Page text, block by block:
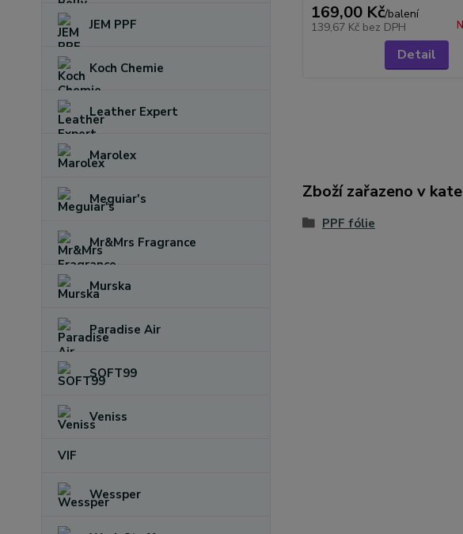
JEM PPF
Koch Chemie
Leather Expert
Marolex
Meguiar's
Mr&Mrs Fragrance
Murska
Paradise Air
SOFT99
Veniss
VIF
Wessper
169,00 Kč/balení
139,67 Kč bez DPH
Detail
Zboží zařazeno v
PPF fólie